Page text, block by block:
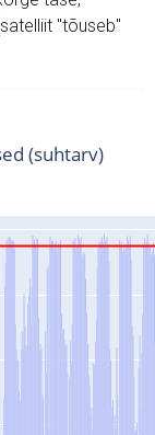
"tõuseb"
(suhtarv)